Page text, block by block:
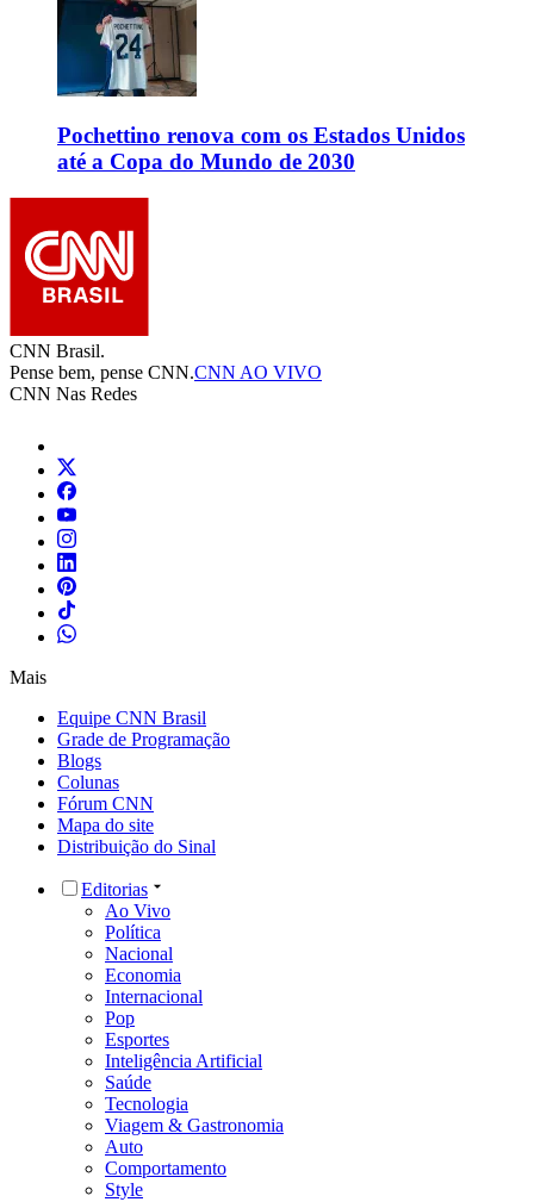
Pochettino renova com os Estados Unidos
até a Copa do Mundo de 2030
CNN Brasil.
Pense bem, pense CNN.CNN AO VIVO
CNN Nas Redes
Mais
Equipe CNN Brasil
Grade de Programação
Blogs
Colunas
Fórum CNN
Mapa do site
Distribuição do Sinal
Editorias
Ao Vivo
Política
Nacional
Economia
Internacional
Pop
Esportes
Inteligência Artificial
Saúde
Tecnologia
Viagem & Gastronomia
Auto
Comportamento
Style